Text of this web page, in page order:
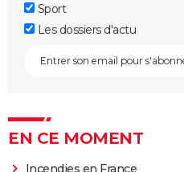
Sport
Les dossiers d'actu
EN CE MOMENT
Incendies en France